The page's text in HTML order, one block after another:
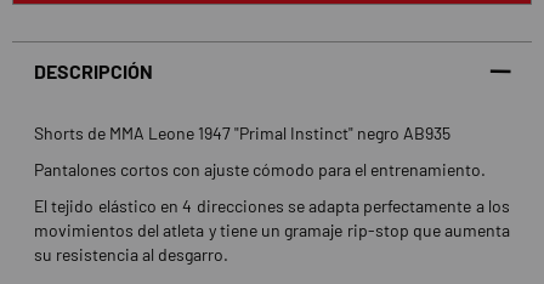
DESCRIPCIÓN
Shorts de MMA Leone 1947 "Primal Instinct" negro AB935
Pantalones cortos con ajuste cómodo para el entrenamiento.
El tejido elástico en 4 direcciones se adapta perfectamente a los
movimientos del atleta y tiene un gramaje rip-stop que aumenta
su resistencia al desgarro.